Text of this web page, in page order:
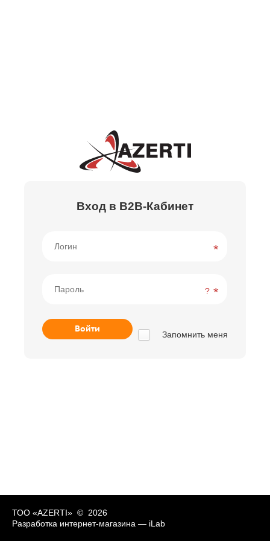
Вход в B2B-Кабинет
?
Запомнить меня
ТОО «AZERTI» © 2026
Разработка интернет-магазина — iLab